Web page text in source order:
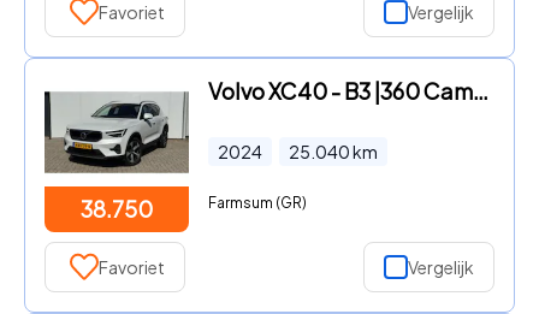
Favoriet Vergelijk
38.750
Volvo XC40 - B3 |360 Camera | Zeer complete uitvoering
2024 25.040km
Farmsum (GR)
Favoriet Vergelijk